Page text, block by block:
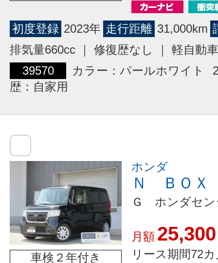
初度登録 2023年 走行距離 31,000km
排気量660cc ｜ 修復歴なし ｜ 軽自動車
39570
カラー：パールホワイト
歴：自家用
車検２年付き
ホンダ
Ｎ ＢＯＸ
Ｇ ホンダセン
月額 25,300
リース期間72